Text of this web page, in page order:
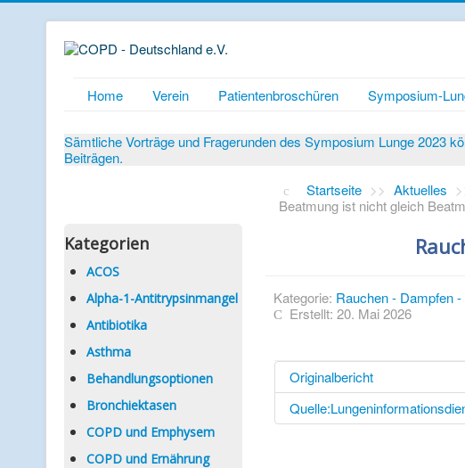
Home Verein Patientenbroschüren Symposium-
Sämtliche Vorträge und Fragerunden des Symposium Lunge 2023
Beiträgen.
Kategorien
ACOS
Alpha-1-Antitrypsinmangel
Antibiotika
Asthma
Behandlungsoptionen
Bronchiektasen
COPD und Emphysem
COPD und Ernährung
Startseite >> Aktuelles
Beatmung ist nicht gleich
Kategorie: Rauchen - Dampfen
Erstellt: 20. Mai 2026
Originalbericht